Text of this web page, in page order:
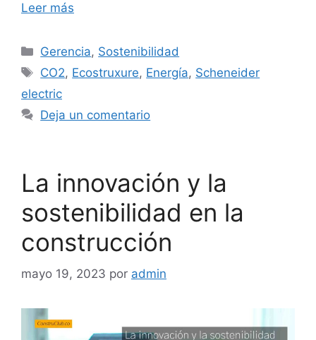
Leer más
Categorías
Gerencia, Sostenibilidad
Etiquetas
CO2, Ecostruxure, Energía, Scheneider
electric
Deja un comentario
La innovación y la
sostenibilidad en la
construcción
mayo 19, 2023 por admin